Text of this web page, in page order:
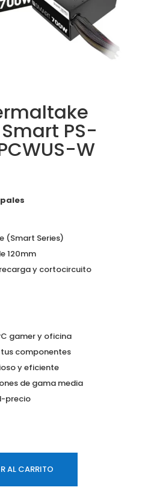
PS-
W
(Smart Series)
120mm
y cortocircuito
gamer y oficina
componentes
y eficiente
de gama media
precio
AL CARRITO